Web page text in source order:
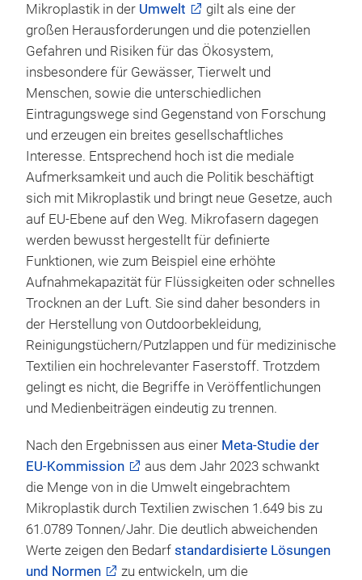
Mikroplastik in der Umwelt
gilt als eine der
großen Herausforderungen und die potenziellen
Gefahren und Risiken für das Ökosystem,
insbesondere für Gewässer, Tierwelt und
Menschen, sowie die unterschiedlichen
Eintragungswege sind Gegenstand von Forschung
und erzeugen ein breites gesellschaftliches
Interesse. Entsprechend hoch ist die mediale
Aufmerksamkeit und auch die Politik beschäftigt
sich mit Mikroplastik und bringt neue Gesetze, auch
auf EU-Ebene auf den Weg. Mikrofasern dagegen
werden bewusst hergestellt für definierte
Funktionen, wie zum Beispiel eine erhöhte
Aufnahmekapazität für Flüssigkeiten oder schnelles
Trocknen an der Luft. Sie sind daher besonders in
der Herstellung von Outdoorbekleidung,
Reinigungstüchern/Putzlappen und für medizinische
Textilien ein hochrelevanter Faserstoff. Trotzdem
gelingt es nicht, die Begriffe in Veröffentlichungen
und Medienbeiträgen eindeutig zu trennen.
Nach den Ergebnissen aus einer Meta-Studie der
EU-Kommission
aus dem Jahr 2023 schwankt
die Menge von in die Umwelt eingebrachtem
Mikroplastik durch Textilien zwischen 1.649 bis zu
61.0789 Tonnen/Jahr. Die deutlich abweichenden
Werte zeigen den Bedarf standardisierte Lösungen
und Normen
zu entwickeln, um die